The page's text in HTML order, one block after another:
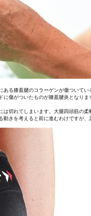
る膝蓋腱のコラーゲンが傷ついて
傷がついたものが膝蓋腱炎となりま
切れてしまいます。大腿四頭筋の
きを考えると前に進むわけですが